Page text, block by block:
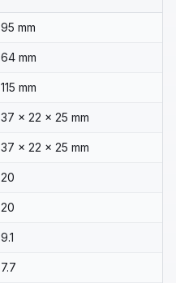
95 mm
64 mm
115 mm
37 x 22 x 25 mm
37 x 22 x 25 mm
20
20
9.1
7.7